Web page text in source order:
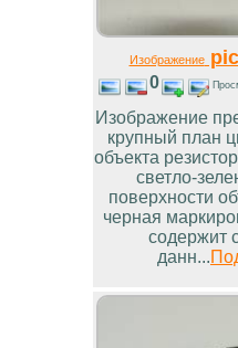
Изображение
0
Изображение
крупный план
объекта
светло-
поверхности
черная
содержит
данн...